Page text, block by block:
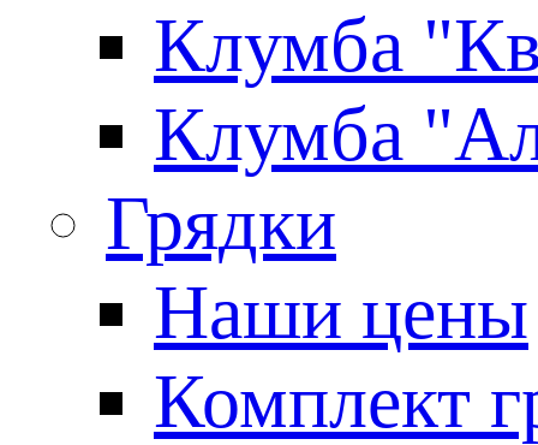
Клумба
Клумба
Грядки
Наши цены
Комплект